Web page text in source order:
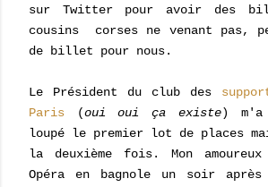
sur Twitter pour avoir des
cousins corses ne venant pas,
de billet pour nous.
Le Président du club des
Paris (oui oui ça existe) m'a
loupé le premier lot de places
la deuxième fois. Mon
Opéra en bagnole un soir